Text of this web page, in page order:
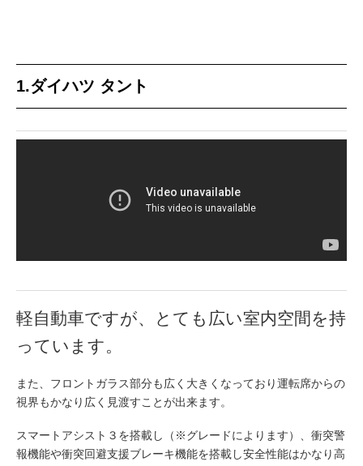
1.ダイハツ タント
軽自動車ですが、とても広い室内空間を持
っています。
また、フロントガラス部分も広く大きくなっており運転席からの
視界もかなり広く見渡すことが出来ます。
スマートアシスト３を搭載し（※グレードによります）、衝突警
報機能や衝突回避支援ブレーキ機能を搭載し安全性能はかなり高